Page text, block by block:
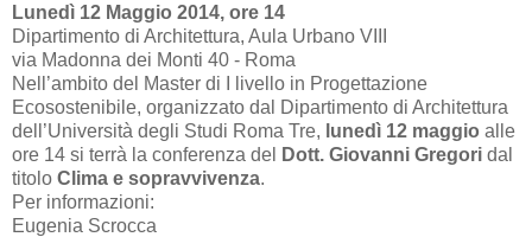
Lunedì 12 Maggio 2014, ore 14
Dipartimento di Architettura, Aula Urbano VIII
via Madonna dei Monti 40 - Roma
Nell’ambito del Master di I livello in Progettazione
Ecosostenibile, organizzato dal Dipartimento di Architettura
dell’Università degli Studi Roma Tre, lunedì 12 maggio alle
ore 14 si terrà la conferenza del
Dott. Giovanni Gregori dal
titolo Clima e sopravvivenza.
Per informazioni:
Eugenia Scrocca